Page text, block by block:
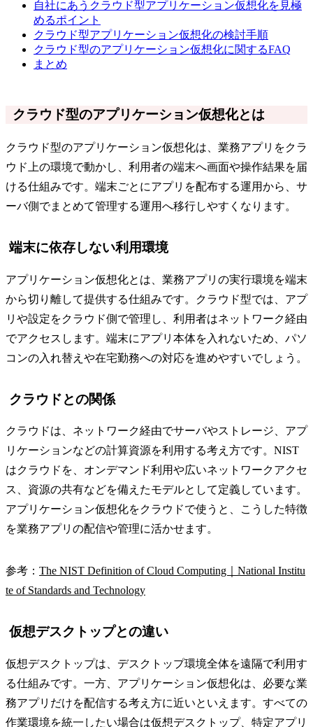
自社にあうクラウド型アプリケーション仮想化を見極
めるポイント
クラウド型アプリケーション仮想化の検討手順
クラウド型のアプリケーション仮想化に関するFAQ
まとめ
クラウド型のアプリケーション仮想化とは
クラウド型のアプリケーション仮想化は、業務アプリをクラ
ウド上の環境で動かし、利用者の端末へ画面や操作結果を届
ける仕組みです。端末ごとにアプリを配布する運用から、サ
ーバ側でまとめて管理する運用へ移行しやすくなります。
端末に依存しない利用環境
アプリケーション仮想化とは、業務アプリの実行環境を端末
から切り離して提供する仕組みです。クラウド型では、アプ
リや設定をクラウド側で管理し、利用者はネットワーク経由
でアクセスします。端末にアプリ本体を入れないため、パソ
コンの入れ替えや在宅勤務への対応を進めやすいでしょう。
クラウドとの関係
クラウドは、ネットワーク経由でサーバやストレージ、アプ
リケーションなどの計算資源を利用する考え方です。NIST
はクラウドを、オンデマンド利用や広いネットワークアクセ
ス、資源の共有などを備えたモデルとして定義しています。
アプリケーション仮想化をクラウドで使うと、こうした特徴
を業務アプリの配信や管理に活かせます。
参考： The NIST Definition of Cloud Computing｜National Institu
te of Standards and Technology
仮想デスクトップとの違い
仮想デスクトップは、デスクトップ環境全体を遠隔で利用す
る仕組みです。一方、アプリケーション仮想化は、必要な業
務アプリだけを配信する考え方に近いといえます。すべての
作業環境を統一したい場合は仮想デスクトップ、特定アプリ